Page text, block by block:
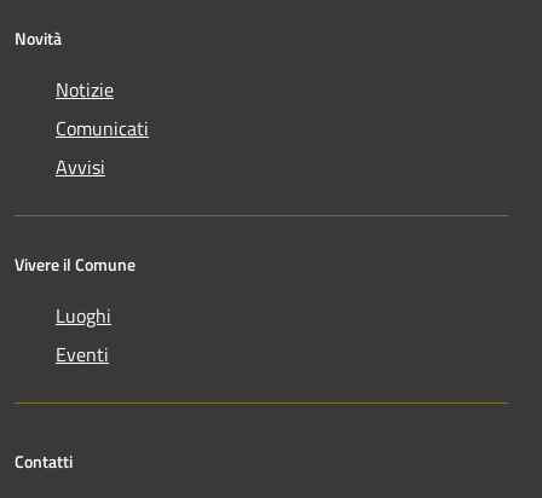
Novità
Notizie
Comunicati
Avvisi
Vivere il Comune
Luoghi
Eventi
Contatti